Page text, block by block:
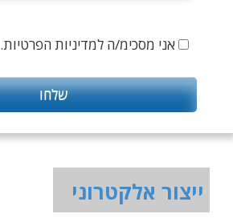
אני מסכימ/ה למדיניות הפרטיות.
ייצור אלקטרוני